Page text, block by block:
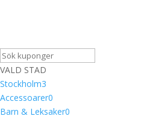
VALD STAD
Stockholm3
Accessoarer0
Barn & Leksaker0